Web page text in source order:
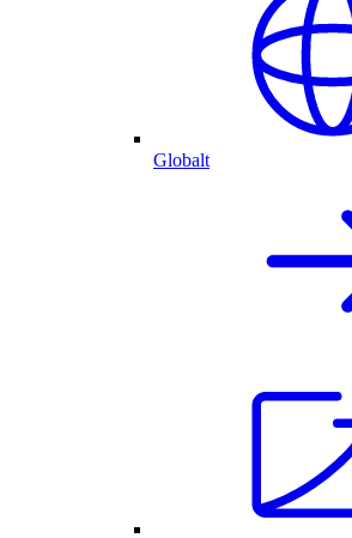
Globalt